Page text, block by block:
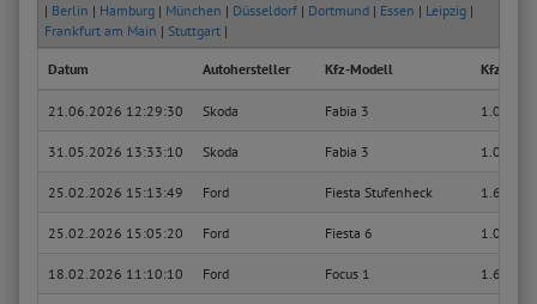
| Berlin | Hamburg | München | Düsseldorf | Dortmund | Essen | Leipzig |
Frankfurt am Main | Stuttgart |
Datum Autohersteller Kfz-Modell Kfz-Typ
21.06.2026 12:29:30 Skoda Fabia 3 1.0
31.05.2026 13:33:10 Skoda Fabia 3 1.0
25.02.2026 15:13:49 Ford Fiesta Stufenheck 1.6 Ti
25.02.2026 15:05:20 Ford Fiesta 6 1.0
18.02.2026 11:10:10 Ford Focus 1 1.6 16V